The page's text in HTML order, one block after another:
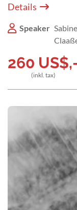
als auch eine
von fertilen
Details
Speaker
260 US$
(inkl. tax)